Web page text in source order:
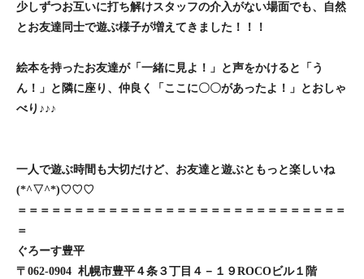
少しずつお互いに打ち解けスタッフの介入がない場面でも、自然
とお友達同士で遊ぶ様子が増えてきました！！！
絵本を持ったお友達が「一緒に見よ！」と声をかけると「う
ん！」と隣に座り、仲良く「ここに〇〇があったよ！」とおしゃ
べり♪♪♪
一人で遊ぶ時間も大切だけど、お友達と遊ぶともっと楽しいね
(*^▽^*)♡♡♡
＝＝＝＝＝＝＝＝＝＝＝＝＝＝＝＝＝＝＝＝＝＝＝＝＝＝＝＝＝
＝
ぐろーす豊平
〒062-0904 札幌市豊平４条３丁目４－１９ROCOビル１階